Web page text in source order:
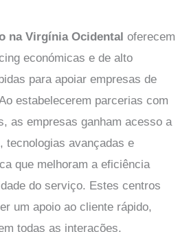
na Virgínia Ocidental oferecem
económicas e de alto
para apoiar empresas de
estabelecerem parcerias com
as empresas ganham acesso a
tecnologias avançadas e
que melhoram a eficiência
do serviço. Estes centros
um apoio ao cliente rápido,
todas as interações.